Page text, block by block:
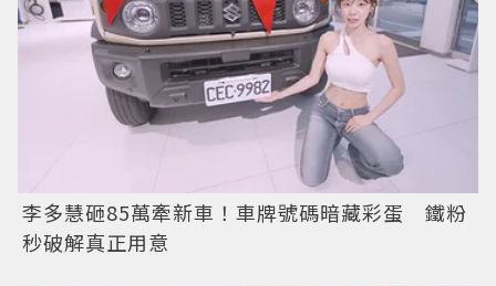
李多慧砸85萬牽新車！車牌號碼暗藏彩蛋 鐵粉
秒破解真正用意